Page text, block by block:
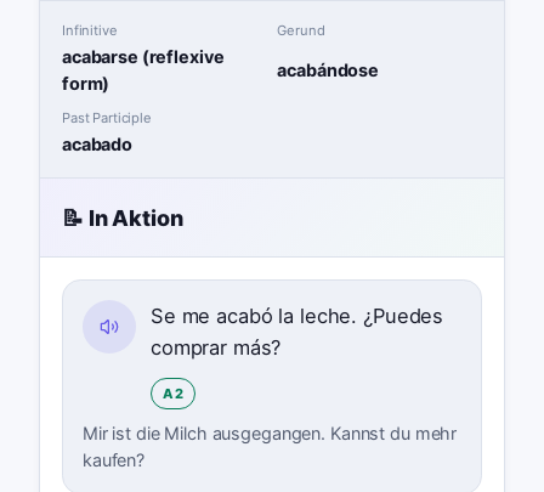
Infinitive
acabarse (reflexive
form)
Gerund
acabándose
Past Participle
acabado
📝 In Aktion
Se me acabó la leche. ¿Puedes
comprar más?
A2
Mir ist die Milch ausgegangen. Kannst du mehr
kaufen?